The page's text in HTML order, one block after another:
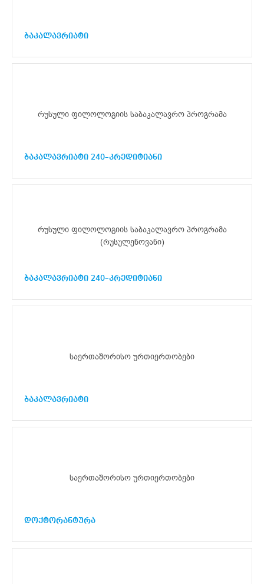
ბაკალავრიატი
რუსული ფილოლოგიის საბაკალავრო პროგრამა
ბაკალავრიატი 240–კრედიტიანი
რუსული ფილოლოგიის საბაკალავრო პროგრამა
(რუსულენოვანი)
ბაკალავრიატი 240–კრედიტიანი
საერთაშორისო ურთიერთობები
ბაკალავრიატი
საერთაშორისო ურთიერთობები
დოქტორანტურა